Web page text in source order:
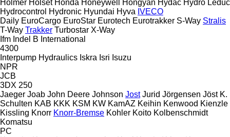
Holmer Holset Honda Honeywell Hongyan Hydac Hydro Leduc
Hydrocontrol Hydronic Hyundai Hyva IVECO
Daily EuroCargo EuroStar Eurotech Eurotrakker S-Way Stralis
T-Way Trakker Turbostar X-Way
Ifm Indel B International
4300
Interpump Hydraulics Iskra Isri Isuzu
NPR
JCB
3DX 250
Jaeger Joab John Deere Johnson Jost Jurid Jörgensen Jöst K.
Schulten KAB KKK KSM KW KamAZ Keihin Kenwood Kienzle
Kissling Knorr Knorr-Bremse Kohler Koito Kolbenschmidt
Komatsu
PC